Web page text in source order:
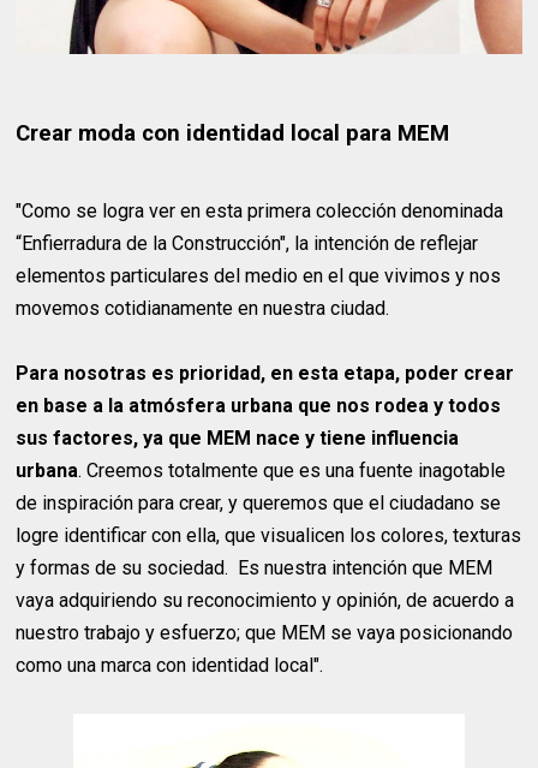
Crear moda con identidad local para MEM
"Como se logra ver en esta primera colección denominada
“Enfierradura de la Construcción", la intención de reflejar
elementos particulares del medio en el que vivimos y nos
movemos cotidianamente en nuestra ciudad.
Para nosotras es prioridad, en esta etapa, poder crear
en base a la atmósfera urbana que nos rodea y todos
sus factores, ya que MEM nace y tiene influencia
urbana. Creemos totalmente que es una fuente inagotable
de inspiración para crear, y queremos que el ciudadano se
logre identificar con ella, que visualicen los colores, texturas
y formas de su sociedad. Es nuestra intención que MEM
vaya adquiriendo su reconocimiento y opinión, de acuerdo a
nuestro trabajo y esfuerzo; que MEM se vaya posicionando
como una marca con identidad local".